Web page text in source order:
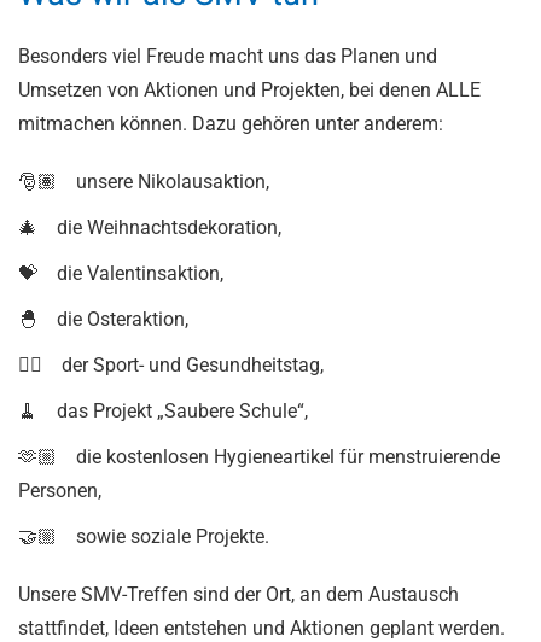
Besonders viel Freude macht uns das Planen und
Umsetzen von Aktionen und Projekten, bei denen ALLE
mitmachen können. Dazu gehören unter anderem:
🎅🏽 unsere Nikolausaktion,
🎄 die Weihnachtsdekoration,
💝 die Valentinsaktion,
🐣 die Osteraktion,
🏃‍♂️ der Sport- und Gesundheitstag,
🧹 das Projekt „Saubere Schule“,
🫶🏼 die kostenlosen Hygieneartikel für menstruierende
Personen,
🤝🏼 sowie soziale Projekte.
Unsere SMV-Treffen sind der Ort, an dem Austausch
stattfindet, Ideen entstehen und Aktionen geplant werden.